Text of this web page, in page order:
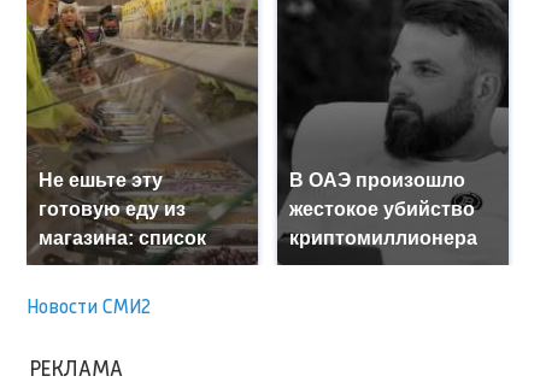
Не ешьте эту
готовую еду из
магазина: список
В ОАЭ произошло
жестокое убийство
криптомиллионера
Новости СМИ2
РЕКЛАМА